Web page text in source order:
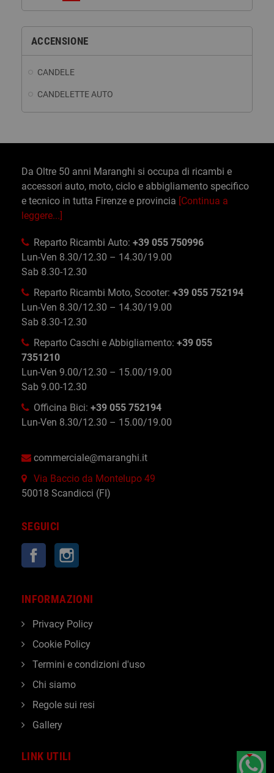
ACCENSIONE
CANDELE
CANDELETTE AUTO
Da Oltre 50 anni Maranghi si occupa di ricambi e
accessori auto, moto, ciclo e abbigliamento specifico
e tecnico in tutta Firenze e provincia [Continua a
leggere...]
Reparto Ricambi Auto: +39 055 750996
Lun-Ven 8.30/12.30 – 14.30/19.00
Sab 8.30-12.30
Reparto Ricambi Moto, Scooter: +39 055 752194
Lun-Ven 8.30/12.30 – 14.30/19.00
Sab 8.30-12.30
Reparto Caschi e Abbigliamento: +39 055
7351210
Lun-Ven 9.00/12.30 – 15.00/19.00
Sab 9.00-12.30
Officina Bici: +39 055 752194
Lun-Ven 8.30/12.30 – 15.00/19.00
commerciale@maranghi.it
Via Baccio da Montelupo 49
50018 Scandicci (FI)
SEGUICI
Facebook
LINK UTILI
INFORMAZIONI
Privacy Policy
Cookie Policy
Termini e condizioni d'uso
Chi siamo
Regole sui resi
Gallery